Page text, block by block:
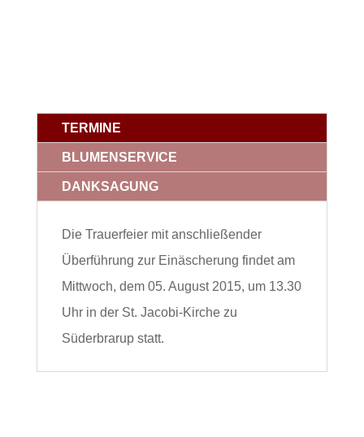
TERMINE
BLUMENSERVICE
DANKSAGUNG
Die Trauerfeier mit anschließender
Überführung zur Einäscherung findet am
Mittwoch, dem 05. August 2015, um 13.30
Uhr in der St. Jacobi-Kirche zu
Süderbrarup statt.